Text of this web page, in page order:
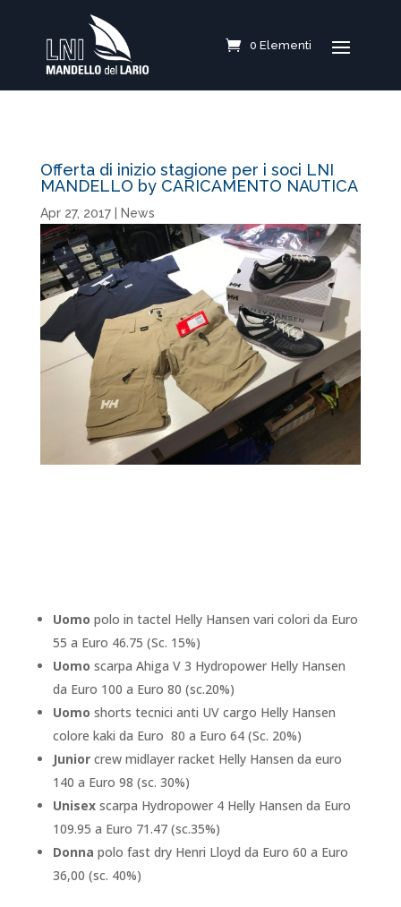
0 Elementi
Offerta di inizio stagione per i soci LNI
MANDELLO by CARICAMENTO NAUTICA
Apr 27, 2017| News
Uomo polo in tactel Helly Hansen vari colori da Euro
55 a Euro 46.75 (Sc. 15%)
Uomo scarpa Ahiga V 3 Hydropower Helly Hansen
da Euro 100 a Euro 80 (sc.20%)
Uomo shorts tecnici anti UV cargo Helly Hansen
colore kaki da Euro 80 a Euro 64 (Sc. 20%)
Juniorcrew midlayer racket Helly Hansen da euro
140 a Euro 98 (sc. 30%)
Unisexscarpa Hydropower 4 Helly Hansen da Euro
109.95 a Euro 71.47 (sc.35%)
Donna polo fast dry Henri Lloyd da Euro 60 a Euro
36,00 (sc. 40%)